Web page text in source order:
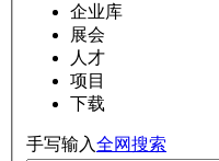
企业库
展会
人才
项目
下载
手写输入全网搜索